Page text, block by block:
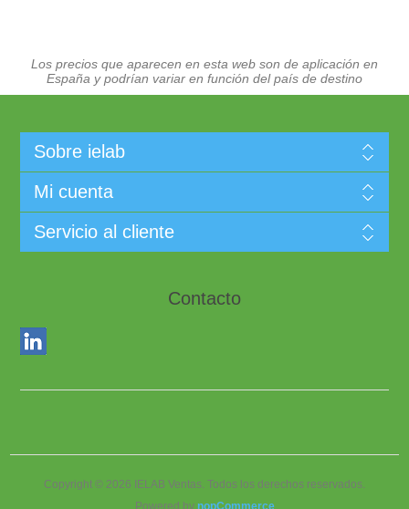
Los precios que aparecen en esta web son de aplicación en
España y podrían variar en función del país de destino
Sobre ielab
Mi cuenta
Servicio al cliente
Contacto
Copyright © 2026 IELAB Ventas. Todos los derechos reservados.
Powered by nopCommerce